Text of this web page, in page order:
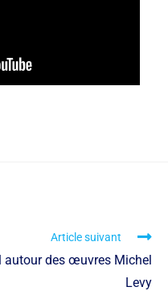
Article suivant
autour des œuvres Michel
Levy